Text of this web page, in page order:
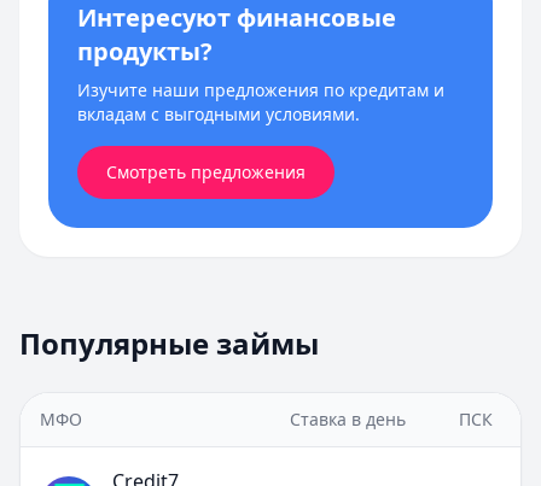
Интересуют финансовые
продукты?
Изучите наши предложения по кредитам и
вкладам с выгодными условиями.
Смотреть предложения
Популярные займы
МФО Ставка в день ПСК